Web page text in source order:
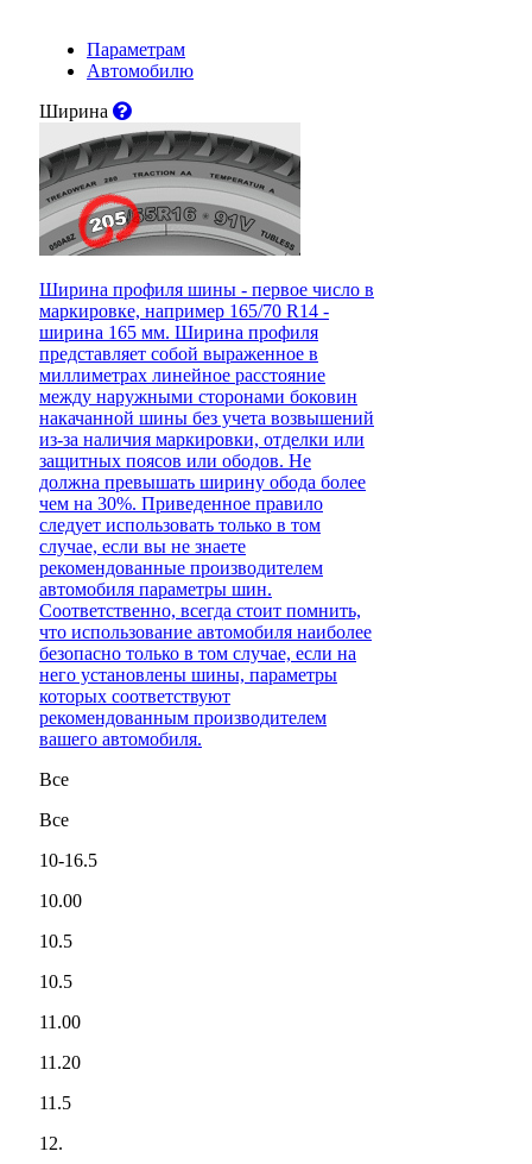
Параметрам
Автомобилю
Ширина
Ширина профиля шины - первое число в
маркировке, например 165/70 R14 -
ширина 165 мм. Ширина профиля
представляет собой выраженное в
миллиметрах линейное расстояние
между наружными сторонами боковин
накачанной шины без учета возвышений
из-за наличия маркировки, отделки или
защитных поясов или ободов. Не
должна превышать ширину обода более
чем на 30%. Приведенное правило
следует использовать только в том
случае, если вы не знаете
рекомендованные производителем
автомобиля параметры шин.
Соответственно, всегда стоит помнить,
что использование автомобиля наиболее
безопасно только в том случае, если на
него установлены шины, параметры
которых соответствуют
рекомендованным производителем
вашего автомобиля.
Все
Все
10-16.5
10.00
10.5
10.5
11.00
11.20
11.5
12.